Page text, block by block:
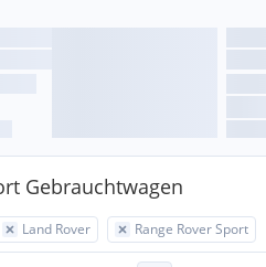
Gebrauchtwagen
Land Rover Range Rover Sport